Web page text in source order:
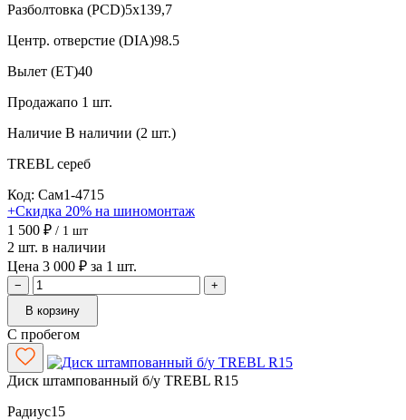
Разболтовка (PCD)5x139,7
Центр. отверстие (DIA)98.5
Вылет (ET)40
Продажапо 1 шт.
Наличие В наличии (2 шт.)
TREBL сереб
Код: Сам1-4715
+Скидка 20% на шиномонтаж
1 500 ₽ / 1 шт
2 шт. в наличии
Цена 3 000 ₽ за 1 шт.
−
+
В корзину
С пробегом
Диск штампованный б/у TREBL R15
Радиус15